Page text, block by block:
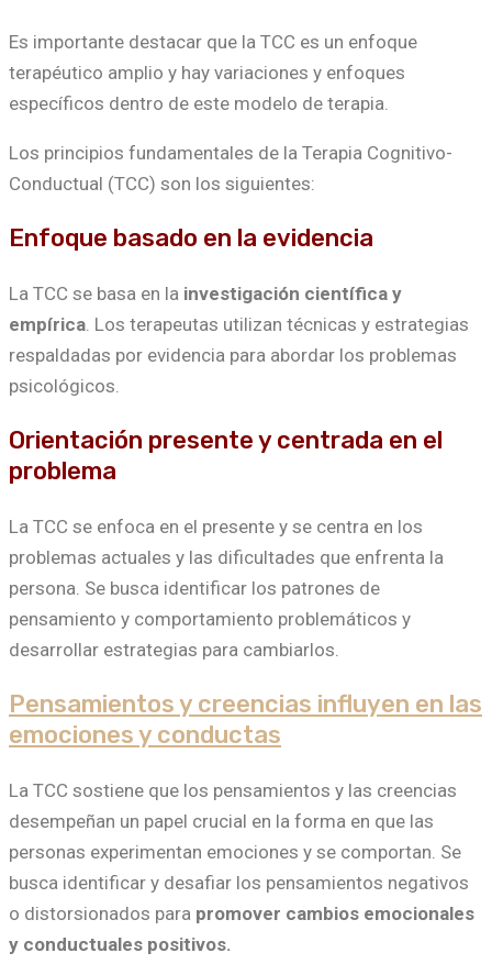
Es importante destacar que la TCC es un enfoque
terapéutico amplio y hay variaciones y enfoques
específicos dentro de este modelo de terapia.
Los principios fundamentales de la Terapia Cognitivo-
Conductual (TCC) son los siguientes:
Enfoque basado en la evidencia
La TCC se basa en la investigación científica y
empírica. Los terapeutas utilizan técnicas y estrategias
respaldadas por evidencia para abordar los problemas
psicológicos.
Orientación presente y centrada en el
problema
La TCC se enfoca en el presente y se centra en los
problemas actuales y las dificultades que enfrenta la
persona. Se busca identificar los patrones de
pensamiento y comportamiento problemáticos y
desarrollar estrategias para cambiarlos.
Pensamientos y creencias influyen en las
emociones y conductas
La TCC sostiene que los pensamientos y las creencias
desempeñan un papel crucial en la forma en que las
personas experimentan emociones y se comportan. Se
busca identificar y desafiar los pensamientos negativos
o distorsionados para promover cambios emocionales
y conductuales positivos.